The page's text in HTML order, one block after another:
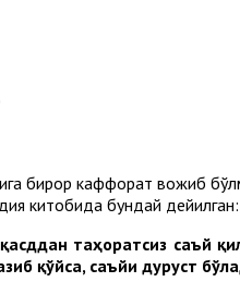
бирор каффорат вожиб
китобида бундай дейилган:
таҳоратсиз саъй
қўйса, саъйи дуруст